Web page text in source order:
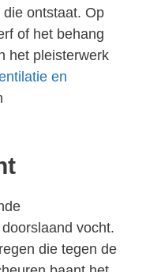
ontstaat. Op
of het behang
het pleisterwerk
en
vocht.
die tegen de